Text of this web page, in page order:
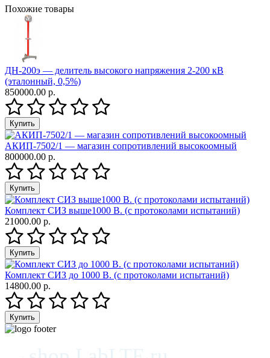
Похожие товары
ДН-200э — делитель высокого напряжения 2-200 кВ
(эталонный, 0,5%)
850000.00 р.
АКИП-7502/1 — магазин сопротивлений высокоомный
800000.00 р.
Комплект СИЗ выше1000 В. (с протоколами испытаний)
21000.00 р.
Комплект СИЗ до 1000 В. (с протоколами испытаний)
14800.00 р.